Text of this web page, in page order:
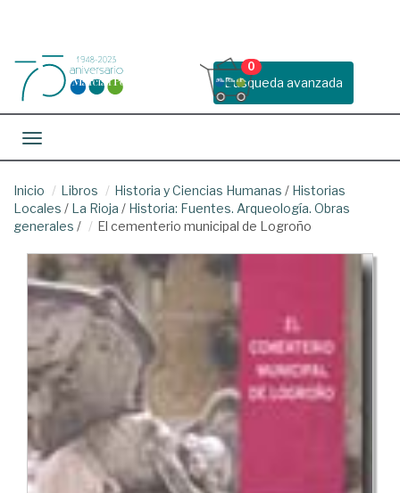
Busqueda avanzada
0
Toggle navigation
Inicio Libros Historia y Ciencias Humanas / Historias
Locales / La Rioja / Historia: Fuentes. Arqueología. Obras
generales / El cementerio municipal de Logroño